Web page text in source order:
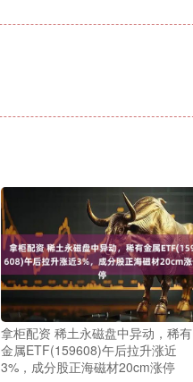
拿柜配资 稀土永磁盘中异动，稀有
金属ETF(159608)午后拉升涨近
3%，成分股正海磁材20cm涨停